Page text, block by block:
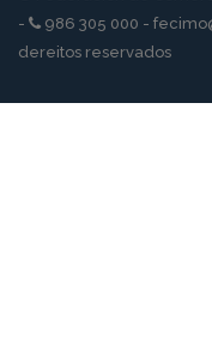
-
986 305 000 -
dereitos reservados